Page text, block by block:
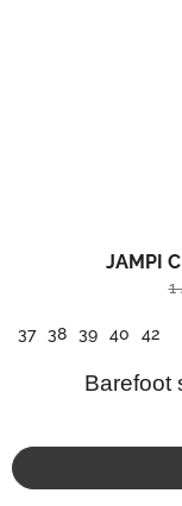
JAMPI
1
37 38 39 40 42
Barefoot